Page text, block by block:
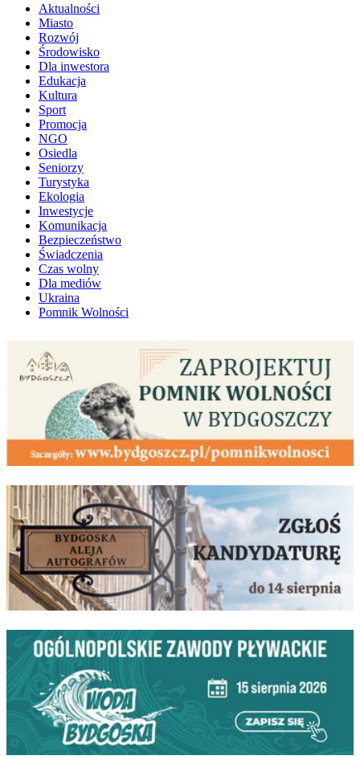
Aktualności
Miasto
Rozwój
Środowisko
Dla inwestora
Edukacja
Kultura
Sport
Promocja
NGO
Osiedla
Seniorzy
Turystyka
Ekologia
Inwestycje
Komunikacja
Bezpieczeństwo
Świadczenia
Czas wolny
Dla mediów
Ukraina
Pomnik Wolności